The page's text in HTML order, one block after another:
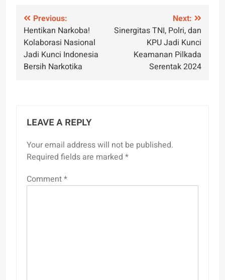
Post
navigation
Previous:
Hentikan Narkoba!
Kolaborasi Nasional
Jadi Kunci Indonesia
Bersih Narkotika
Next:
Sinergitas TNI, Polri, dan
KPU Jadi Kunci
Keamanan Pilkada
Serentak 2024
LEAVE A REPLY
Your email address will not be published.
Required fields are marked *
Comment*